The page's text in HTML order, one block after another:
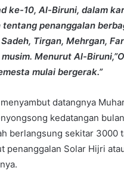
ke-10, Al-Biruni, dalam
penanggalan
Tirgan, Mehrgan,
Menurut Al-
mulai bergerak.”
datangnya
kedatangan
berlangsung sekitar 3000
penanggalan Solar Hijri